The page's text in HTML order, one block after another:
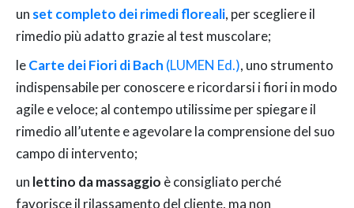
un set completo dei rimedi floreali, per scegliere il
rimedio più adatto grazie al test muscolare;
leCarte dei Fiori di Bach (LUMEN Ed.), uno strumento
indispensabile per conoscere e ricordarsi i fiori in modo
agile e veloce; al contempo utilissime per spiegare il
rimedio all’utente e agevolare la comprensione del suo
campo di intervento;
un lettino da massaggio è consigliato perché
favorisce il rilassamento del cliente, ma non